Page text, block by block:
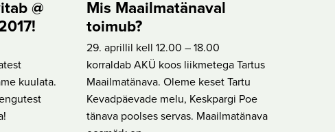
@
kuulata.
Mis Maailmatänaval
toimub?
29. aprillil kell 12.00 – 18.00
korraldab AKÜ koos liikmetega Tartus
Maailmatänava. Oleme keset Tartu
Kevadpäevade melu, Keskpargi Poe
tänava poolses servas. Maailmatänava